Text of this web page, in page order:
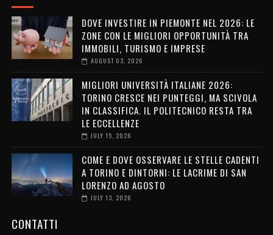
DOVE INVESTIRE IN PIEMONTE NEL 2026: LE
ZONE CON LE MIGLIORI OPPORTUNITÀ TRA
IMMOBILI, TURISMO E IMPRESE
AUGUST 03, 2026
MIGLIORI UNIVERSITÀ ITALIANE 2026:
TORINO CRESCE NEI PUNTEGGI, MA SCIVOLA
IN CLASSIFICA. IL POLITECNICO RESTA TRA
LE ECCELLENZE
JULY 15, 2026
COME E DOVE OSSERVARE LE STELLE CADENTI
A TORINO E DINTORNI: LE LACRIME DI SAN
LORENZO AD AGOSTO
JULY 13, 2026
CONTATTI